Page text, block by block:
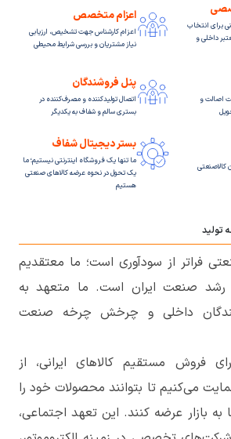
برای انتخاب
داخلی و
اعزام متخصص
اعزام کارشناس جهت تشخیص، ارزیابی
نیاز مشتریان و بررسی شرایط محیطی
اصالت و
کالاصنعتی
پنل فروشندگان
اتصال تولیدکننده و مصرف‌کننده در
بستری سالم و شفاف به یکدیگر
بستر دیجیتال شفاف
ما تنها یک فروشگاه اینترنتی نیستیم؛ ما
یک تحول در نحوه عرضه کالاهای صنعتی
هستیم
تولید
فراتر از سودآوری است؛ ما معتقدیم
رشد صنعت ایران است. ما متعهد به
داخلی و چرخش چرخه صنعت
فروش مستقیم کالاهای ایرانی، از
می‌کنیم تا بتوانند محصولات خود را
بازار عرضه کنند. این تعهد اجتماعی،